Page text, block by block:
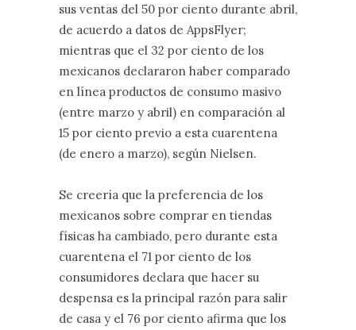
sus ventas del 50 por ciento durante abril,
de acuerdo a datos de AppsFlyer;
mientras que el 32 por ciento de los
mexicanos declararon haber comparado
en línea productos de consumo masivo
(entre marzo y abril) en comparación al
15 por ciento previo a esta cuarentena
(de enero a marzo), según Nielsen.
Se creería que la preferencia de los
mexicanos sobre comprar en tiendas
físicas ha cambiado, pero durante esta
cuarentena el 71 por ciento de los
consumidores declara que hacer su
despensa es la principal razón para salir
de casa y el 76 por ciento afirma que los